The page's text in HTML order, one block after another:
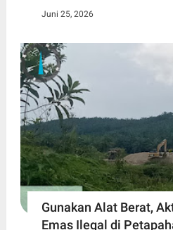
Juni 25, 2026
Gunakan Alat Berat,
Emas Ilegal di